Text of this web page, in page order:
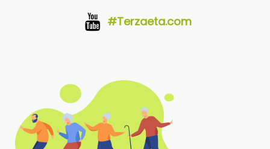
#Terzaeta.com